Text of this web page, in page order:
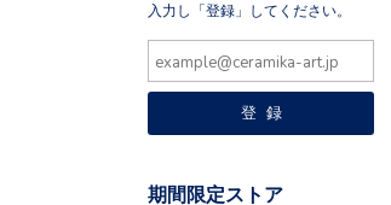
入力し「登録」してください。
期間限定ストア